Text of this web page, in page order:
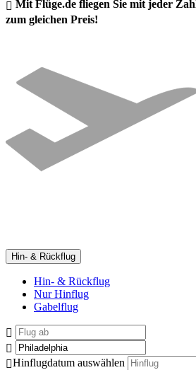
Mit Flüge.de fliegen Sie mit jeder
zum gleichen Preis!
Hin- & Rückflug
Hin- & Rückflug
Nur Hinflug
Gabelflug
Hinflugdatum auswählen